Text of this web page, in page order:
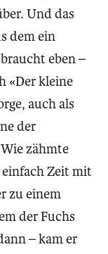
Und das
dem ein
eben –
«Der kleine
auch als
der
zähmte
einfach Zeit mit
zu einem
der Fuchs
– kam er